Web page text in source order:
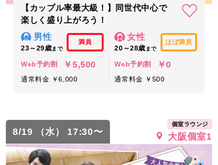
【カップル率最大級！】同世代中心で
楽しく盛り上がろう！
男性
23～29歳まで
満員
Web予約割 ￥5,500
通常料金 ￥6,000
女性
20～28歳 まで
ほぼ満員
Web予約割 ￥0
通常料金 ￥500
8/19 （水） 17:30〜
個室ラウンジ
大阪個室1